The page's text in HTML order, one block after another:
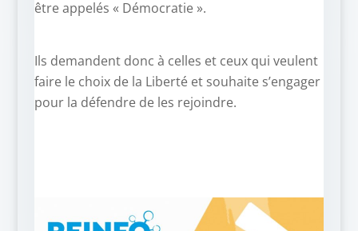
être appelés « Démocratie ».
Ils demandent donc à celles et ceux qui veulent
faire le choix de la Liberté et souhaite s’engager
pour la défendre de les rejoindre.